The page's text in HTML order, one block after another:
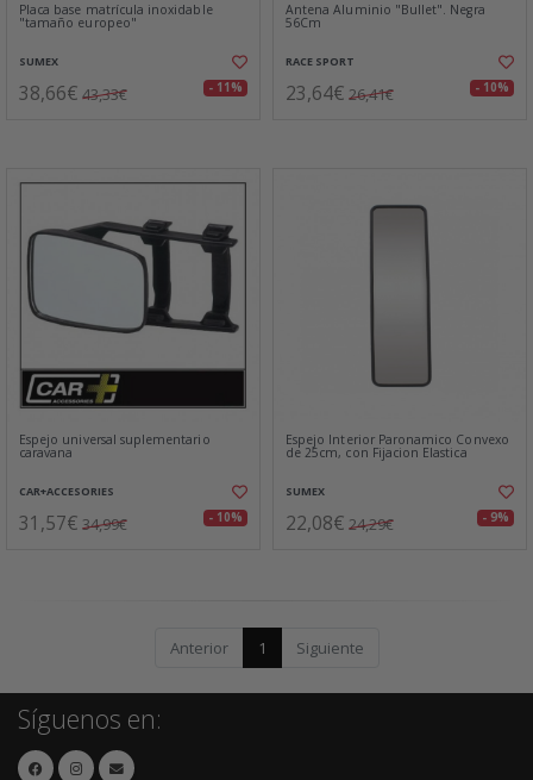
Placa base matrícula inoxidable
"tamaño europeo"
SUMEX
38,66€ 43,33€ - 11%
Antena Aluminio "Bullet". Negra
56Cm
RACE SPORT
23,64€ 26,41€ - 10%
Espejo universal suplementario
caravana
CAR+ACCESORIES
31,57€ 34,99€ - 10%
Espejo Interior Paronamico Convexo
de 25cm, con Fijacion Elastica
SUMEX
22,08€ 24,29€ - 9%
Anterior 1 Siguiente
Síguenos en: